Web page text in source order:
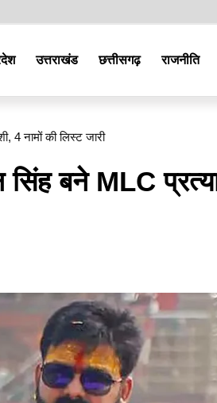
उत्तराखंड छत्तीसगढ़ राजनीति
4 नामों की लिस्ट जारी
सिंह बने MLC